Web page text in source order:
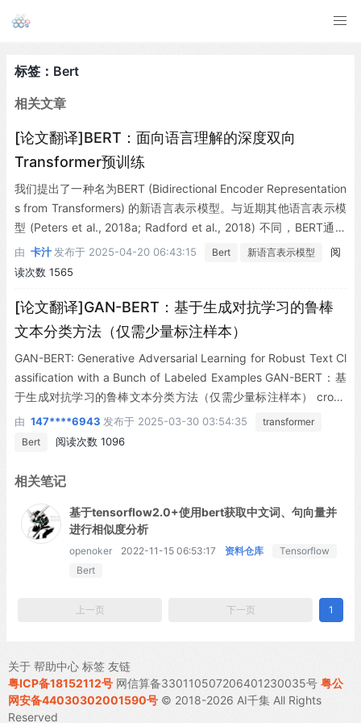
标签：Bert
相关文章
[论文翻译]BERT：面向语言理解的深度双向
Transformer预训练
我们提出了一种名为BERT (Bidirectional Encoder Representation
s from Transformers) 的新语言表示模型。与近期其他语言表示模
型 (Peters et al., 2018a; Radford et al., 2018) 不同，BERT通过
在所有层中联合调节左右上下文，从未标记文本中预训练深度双向
表示。因此，预训练的BERT模型只需添加一个额外输出层进行微
对任务特定架构进行重大修改。
由 卡汁 发布于 2025-04-20 06:43:15 Bert 新语言表示模型
阅
读次数 1565
[论文翻译]GAN-BERT：基于生成对抗学习的鲁棒
文本分类方法（仅需少量标注样本）
GAN-BERT: Generative Adversarial Learning for Robust Text Cl
assification with a Bunch of Labeled Examples GAN-BERT：基
于生成对抗学习的鲁棒文本分类方法（仅需少量标注样本） croce
@info.uniroma2.it croce@info.uniroma2.it basili@info.uniroma2.i
t basili@info.uniroma2.it Abstract 摘要 Recent ... 基于Transform
能。然而现有基准测试大多依赖(有时多达数十万)标注样本。实际
未标注数据通常易于收集。半监督生成对抗网络已在图像处理领域
展现出解决这一问题的潜力。本文提出GAN-BERT，通过在生成对
抗框架中结合未标注数据来扩展类BERT架构的微调方法。实验表
明，该方法在多个句子分类任务中仅需极少量标注样本(50-100个)
由 147****6943 发布于 2025-03-30 03:54:35
transformer
Bert
阅读次数 1096
相关笔记
基于tensorflow2.0+使用bert获取中文词、句向量并
进行相似度分析
openoker 2022-11-15 06:53:17 资料仓库
Tensorflow
Bert
上一页 下一页 1
关于 帮助中心 标签 友链
粤ICP备18152112号 网信算备330110507206401230035号 粤公
网安备44030302001590号 © 2018-2026 AI千集 All Rights
Reserved